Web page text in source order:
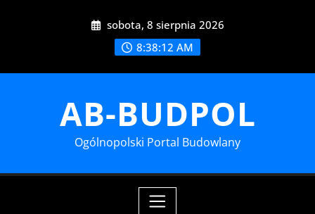
sobota, 8 sierpnia 2026
8:38:13 AM
AB-BUDPOL
Ogólnopolski Portal Budowlany